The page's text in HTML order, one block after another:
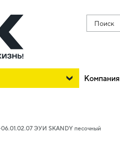
Поиск
Компания
06.01.02.07 ЭУИ SKANDY песочный